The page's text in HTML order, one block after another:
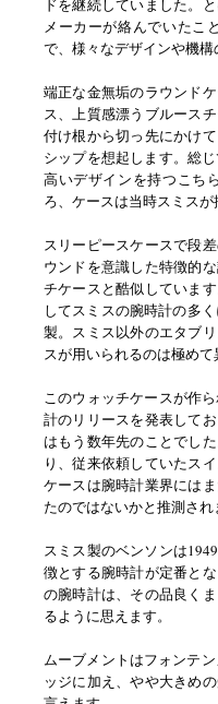
ドを継続していました。
メーカーが絡んでいたこ
で、様々なデザインや機構
端正な金無垢のラウンド
ス、上質感漂うブルース
付け根から切っ先にかけ
シップを想起します。総
高いデザインを持つこち
ろ、ケースは当時スミス
スリーピースケースで段
ウンドを意識した特徴的
チケースと酷似していま
してスミスの腕時計の多
製。スミス以外のエタブ
スが用いられるのは極めて
このウォッチケースが作
計のリリースを発表して
はもう数年先のことでし
り、従来依頼していたス
ケースは腕時計業界には
たのではないかと推測され
スミス製のベンソンは
徴とする腕時計が定番と
の腕時計は、その品良く
るように思えます。
ムーブメントはフォンテ
ッジに加え、やや大きめ